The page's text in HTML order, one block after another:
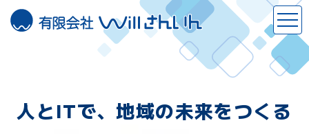
このページの本文へ
人とITで、地域の未来をつくる